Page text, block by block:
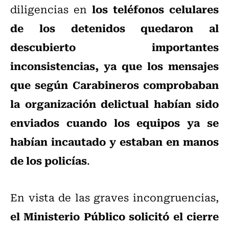
diligencias en los teléfonos celulares
de los detenidos quedaron al
descubierto importantes
inconsistencias, ya que los mensajes
que según Carabineros comprobaban
la organización delictual habían sido
enviados cuando los equipos ya se
habían incautado y estaban en manos
de los policías.
En vista de las graves incongruencias,
el Ministerio Público solicitó el cierre